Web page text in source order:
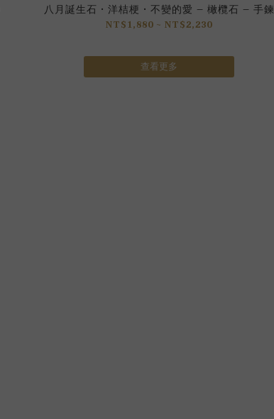
八月誕生石 • 洋桔梗 • 不變的愛 – 橄欖石 – 手鍊
NT$1,880 ~ NT$2,230
查看更多